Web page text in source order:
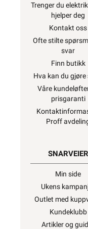
Trenger du
hjelper deg
Kontakt oss
Ofte stilte
svar
Finn butikk
Hva kan du gjøre
Våre
prisgaranti
Proff
SNARVEIER
Min side
Ukens
Outlet med
Kundeklubb
Artikler og